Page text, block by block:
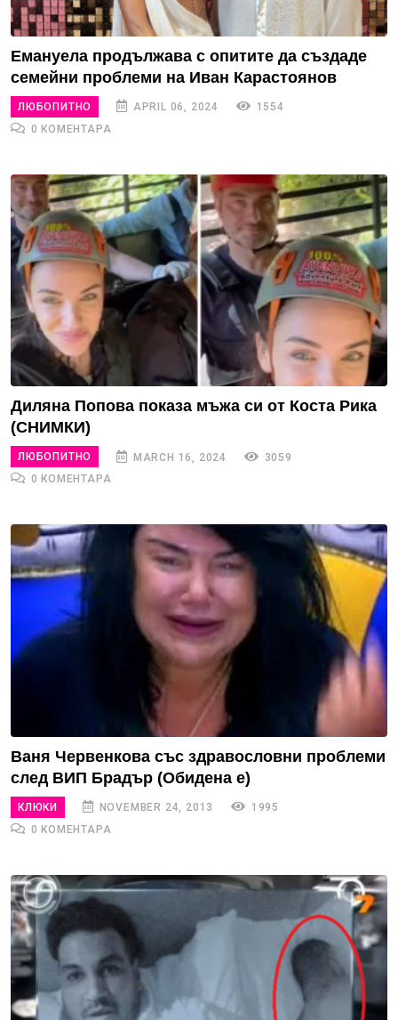
Емануела продължава с опитите да създаде
семейни проблеми на Иван Карастоянов
ЛЮБОПИТНО APRIL 06, 2024
1554
0 КОМЕНТАРА
Диляна Попова показа мъжа си от Коста Рика
(СНИМКИ)
ЛЮБОПИТНО MARCH 16, 2024
3059
0 КОМЕНТАРА
Ваня Червенкова със здравословни проблеми
след ВИП Брадър (Обидена е)
КЛЮКИ NOVEMBER 24, 2013
1995
0 КОМЕНТАРА